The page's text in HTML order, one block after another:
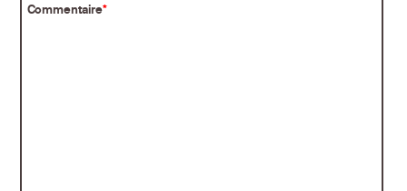
Commentaire*